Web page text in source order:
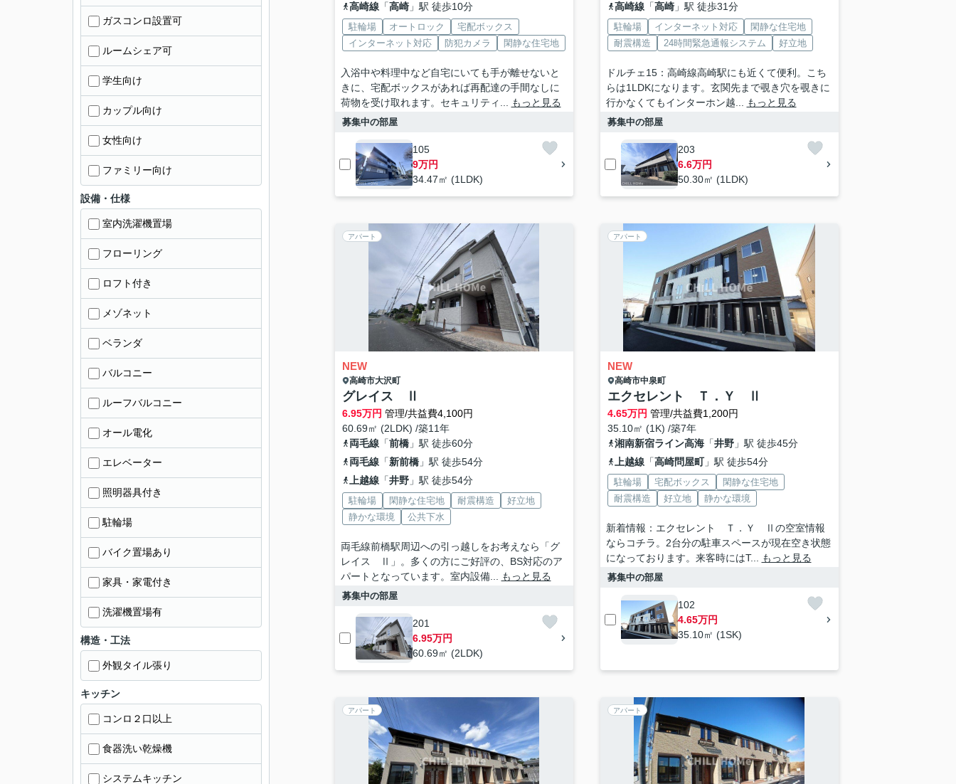
高崎線「高崎」駅 徒歩10分
駐輪場 オートロック
宅配ボックス
インターネット対応
防犯カメラ 閑静な住宅地
入浴中や料理中など自宅にいても手が離せないと
きに、宅配ボックスがあれば再配達の手間なしに
荷物を受け取れます。セキュリティ...
もっと見る
募集中の部屋
105
9万円
34.47㎡ (1LDK)
高崎線「高崎」駅 徒歩31分
駐輪場 インターネット対応
閑静な住宅地
耐震構造
24時間緊急通報システム 好立地
ドルチェ15：高崎線高崎駅にも近くて便利。こち
らは1LDKになります。玄関先まで覗き穴を覗きに
行かなくてもインターホン越...
もっと見る
募集中の部屋
203
6.6万円
50.30㎡ (1LDK)
アパート
NEW
高崎市大沢町
グレイス Ⅱ
6.95万円 管理/共益費4,100円
60.69㎡ (2LDK) /築11年
両毛線「前橋」駅 徒歩60分
両毛線「新前橋」駅 徒歩54分
上越線「井野」駅 徒歩54分
駐輪場 閑静な住宅地 耐震構造
好立地
静かな環境
公共下水
両毛線前橋駅周辺への引っ越しをお考えなら「グ
レイス Ⅱ」。多くの方にご好評の、BS対応のア
パートとなっています。室内設備...
もっと見る
募集中の部屋
201
6.95万円
60.69㎡ (2LDK)
アパート
NEW
高崎市中泉町
エクセレント Ｔ．Ｙ Ⅱ
4.65万円 管理/共益費1,200円
35.10㎡ (1K) /築7年
湘南新宿ライン高海「井野」駅 徒歩45分
上越線「高崎問屋町」駅 徒歩54分
駐輪場 宅配ボックス
閑静な住宅地
耐震構造
好立地 静かな環境
新着情報：エクセレント Ｔ．Ｙ Ⅱの空室情報
ならコチラ。2台分の駐車スペースが現在空き状態
になっております。来客時にはT...
もっと見る
募集中の部屋
102
4.65万円
35.10㎡ (1SK)
アパート アパート
ガスコンロ設置可
ルームシェア可
学生向け
カップル向け
女性向け
ファミリー向け
設備・仕様
室内洗濯機置場
フローリング
ロフト付き
メゾネット
ベランダ
バルコニー
ルーフバルコニー
オール電化
エレベーター
照明器具付き
駐輪場
バイク置場あり
家具・家電付き
洗濯機置場有
構造・工法
外観タイル張り
キッチン
コンロ２口以上
食器洗い乾燥機
システムキッチン